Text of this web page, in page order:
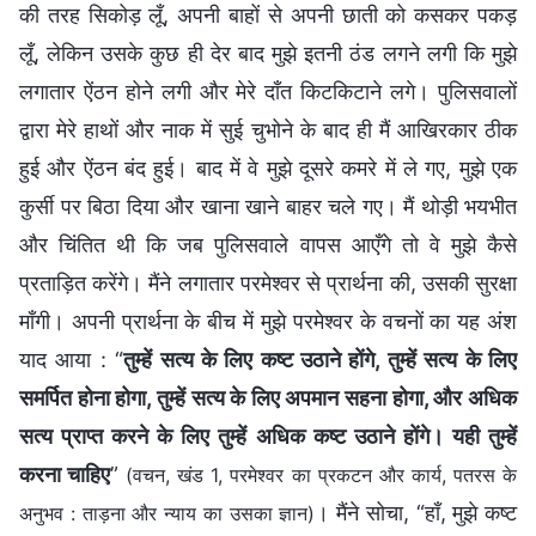
की तरह सिकोड़ लूँ, अपनी बाहों से अपनी छाती को कसकर पकड़
लूँ, लेकिन उसके कुछ ही देर बाद मुझे इतनी ठंड लगने लगी कि मुझे
लगातार ऐंठन होने लगी और मेरे दाँत किटकिटाने लगे। पुलिसवालों
द्वारा मेरे हाथों और नाक में सुई चुभोने के बाद ही मैं आखिरकार ठीक
हुई और ऐंठन बंद हुई। बाद में वे मुझे दूसरे कमरे में ले गए, मुझे एक
कुर्सी पर बिठा दिया और खाना खाने बाहर चले गए। मैं थोड़ी भयभीत
और चिंतित थी कि जब पुलिसवाले वापस आएँगे तो वे मुझे कैसे
प्रताड़ित करेंगे। मैंने लगातार परमेश्वर से प्रार्थना की, उसकी सुरक्षा
माँगी। अपनी प्रार्थना के बीच में मुझे परमेश्वर के वचनों का यह अंश
याद आया : “तुम्हें सत्य के लिए कष्ट उठाने होंगे, तुम्हें सत्य के लिए
समर्पित होना होगा, तुम्हें सत्य के लिए अपमान सहना होगा, और अधिक
सत्य प्राप्त करने के लिए तुम्हें अधिक कष्ट उठाने होंगे। यही तुम्हें
करना चाहिए” (वचन, खंड 1, परमेश्वर का प्रकटन और कार्य, पतरस के
अनुभव : ताड़ना और न्याय का उसका ज्ञान) । मैंने सोचा, “हाँ, मुझे कष्ट